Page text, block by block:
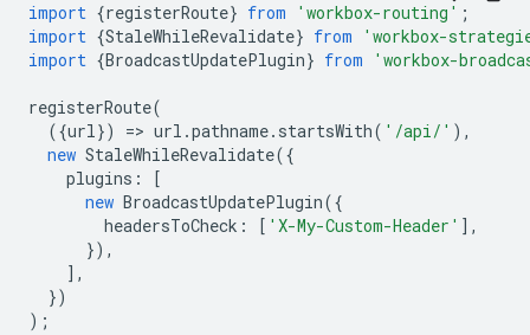
import {registerRoute} from 'workbox-routing' ;
import {StaleWhileRevalidate} from
'workbox-
import {BroadcastUpdatePlugin} from 'workbox-
registerRoute(
({url}) => url .pathname. startsWith( '/api/' ),
new StaleWhileRevalidate({
plugins :
[
new BroadcastUpdatePlugin({
headersToCheck : [ 'X-My-Custom-Header' ],
}),
],
})
);